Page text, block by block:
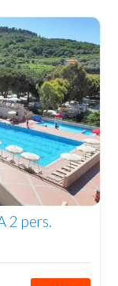
2 pers.